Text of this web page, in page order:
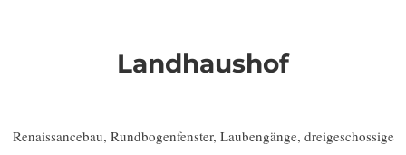
Landhaushof
Renaissancebau, Rundbogenfenster, Laubengänge, dreigeschossige